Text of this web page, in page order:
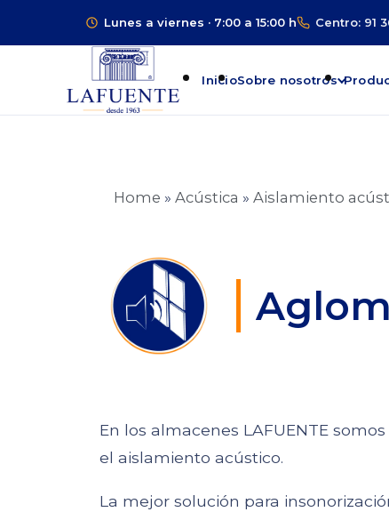
Lunes a viernes · 7:00 a 15:00 h Centro: 91
InicioSobre nosotros
Home » Acústica » Aislamiento
En los almacenes LAFUENTE
el aislamiento acústico.
La mejor solución para